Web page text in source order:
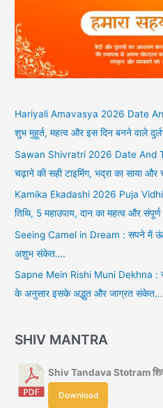
Hariyali Amavasya 2026 Date And
शुभ मुहूर्त, महत्व और इस दिन बनने वाले
Sawan Shivratri 2026 Date And
चढ़ाने की सही टाइमिंग, भद्रा का साया और
Kamika Ekadashi 2026 Puja Vidhi :
तिथि, 5 महाउपाय, दान का महत्व और
Seeing Camel in Dream : सपने में
अशुभ संकेत….
Sapne Mein Rishi Muni Dekhna :
के अनुसार इसके अद्भुत और जाग्रत
SHIV MANTRA
Shiv Tandava Stotram शिव
Download